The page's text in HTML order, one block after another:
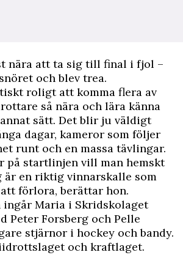
nära att ta sig till final i fjol –
och blev trea.
roligt att komma flera av
så nära och lära känna
sätt. Det blir ju väldigt
dagar, kameror som följer
runt och en massa tävlingar.
på startlinjen vill man hemskt
är en riktig vinnarskalle som
förlora, berättar hon.
ingår Maria i Skridskolaget
Peter Forsberg och Pelle
stjärnor i hockey och bandy.
och kraftlaget.